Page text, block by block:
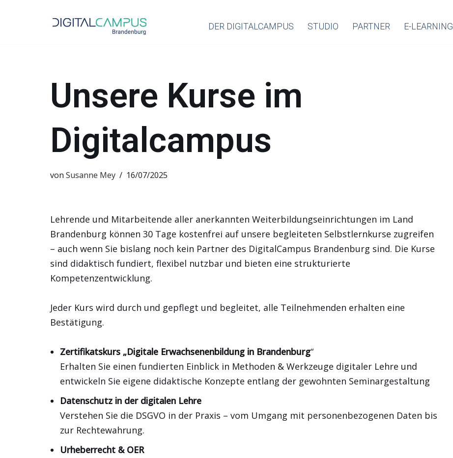
DER DIGITALCAMPUS STUDIO PARTNER E-LEARNING
Unsere Kurse im
Digitalcampus
von Susanne Mey 16/07/2025
Lehrende und Mitarbeitende aller anerkannten Weiterbildungseinrichtungen im Land
Brandenburg können 30 Tage kostenfrei auf unsere begleiteten Selbstlernkurse zugreifen
– auch wenn Sie bislang noch kein Partner des DigitalCampus Brandenburg sind. Die Kurse
sind didaktisch fundiert, flexibel nutzbar und bieten eine strukturierte
Kompetenzentwicklung.
Jeder Kurs wird durch und gepflegt und begleitet, alle Teilnehmenden erhalten eine
Bestätigung.
Zertifikatskurs „Digitale Erwachsenenbildung in Brandenburg“
Erhalten Sie einen fundierten Einblick in Methoden & Werkzeuge digitaler Lehre und
entwickeln Sie eigene didaktische Konzepte entlang der gewohnten Seminargestaltung
Datenschutz in der digitalen Lehre
Verstehen Sie die DSGVO in der Praxis – vom Umgang mit personenbezogenen Daten bis
zur Rechtewahrung.
Urheberrecht & OER